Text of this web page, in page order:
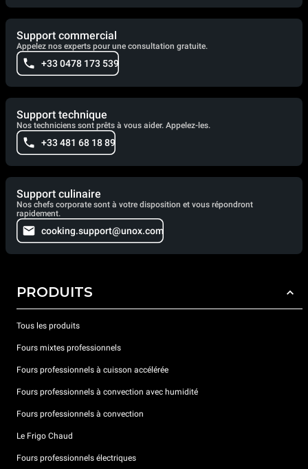
Support commercial
Appelez nos experts pour une consultation gratuite.
+33 0478 173 539
Support technique
Nos techniciens sont prêts à vous aider. Appelez-les.
+33 481 68 18 89
Support culinaire
Nos chefs corporate sont à votre disposition et vous répondront
rapidement.
cooking.support@unox.com
PRODUITS
Tous les produits
Fours mixtes professionnels
Fours professionnels à cuisson accélérée
Fours professionnels à convection avec humidité
Fours professionnels à convection
Le Frigo Chaud
Fours professionnels électriques